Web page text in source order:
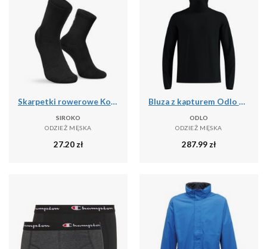
Skarpetki rowerowe Kolarstwo Siroko Core Lofoten
SIROKO
ODZIEŻ MĘSKA
27.20 zł
Bluza z kapturem Odlo Mid layer hoody CUBIC
ODLO
ODZIEŻ MĘSKA
287.99 zł